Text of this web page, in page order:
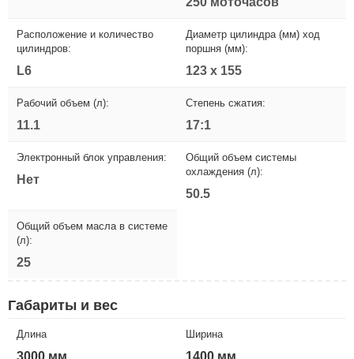
Расположение и количество
цилиндров:
L6
Диаметр цилиндра (мм) ход
поршня (мм):
123 x 155
Рабочий объем (л):
11.1
Степень сжатия:
17:1
Электронный блок управления:
Нет
Общий объем системы
охлаждения (л):
50.5
Общий объем масла в системе
(л):
25
Габариты и вес
Длина
3000 мм
Ширина
1400 мм